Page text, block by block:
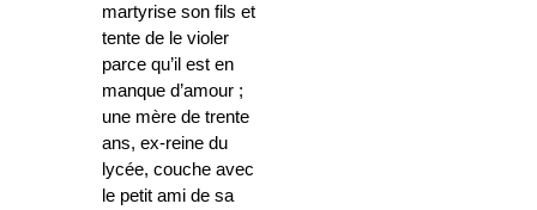
martyrise son fils et
tente de le violer
parce qu’il est en
manque d’amour ;
une mère de trente
ans, ex-reine du
lycée, couche avec
le petit ami de sa